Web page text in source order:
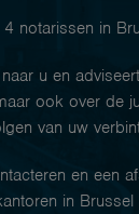
notarissen in
u en
ook over de
van uw
en een
in Brussel